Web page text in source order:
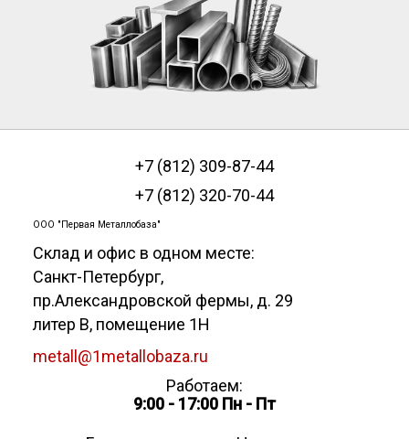
+7 (812) 309-87-44
+7 (812) 320-70-44
ООО "Первая Металлобаза"
Склад и офис в одном месте:
Санкт-Петербург,
пр.Александровской фермы, д. 29
литер В, помещение 1Н
metall@1metallobaza.ru
Работаем:
9:00 - 17:00 Пн - Пт